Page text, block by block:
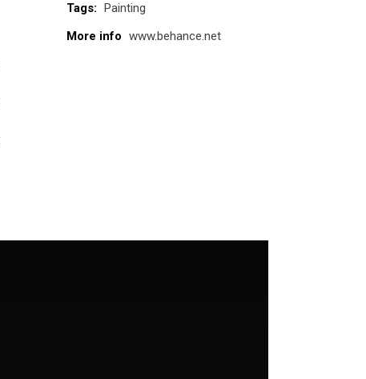
Tags: Painting
More info www.behance.net